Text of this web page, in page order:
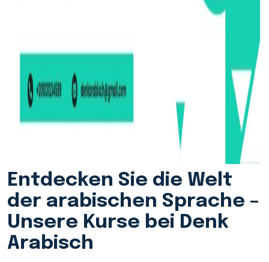
Entdecken Sie die Welt
der arabischen Sprache –
Unsere Kurse bei Denk
Arabisch